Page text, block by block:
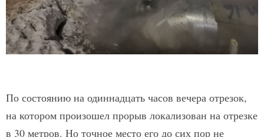
По состоянию на одиннадцать часов вечера отрезок,
на котором произошел прорыв локализован на отрезке
в 30 метров. Но точное место его до сих пор не